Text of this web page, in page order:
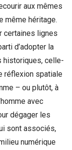
aux mêmes
même héritage.
certaines lignes
d’adopter la
historiques, celle-
réflexion spatiale
– ou plutôt, à
avec
dégager les
sont associés,
numérique